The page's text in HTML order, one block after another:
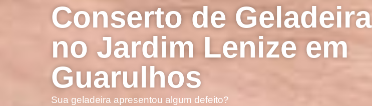
Conserto de Geladeira
no Jardim Lenize em
Guarulhos
Sua geladeira apresentou algum defeito?